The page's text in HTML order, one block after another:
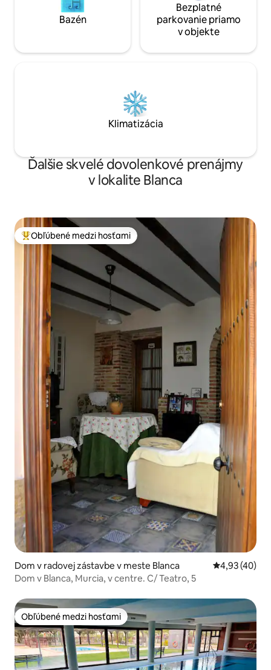
Bazén
Bezplatné
parkovanie priamo
v objekte
Klimatizácia
Ďalšie skvelé dovolenkové prenájmy
v lokalite Blanca
Najobľúbenejšie medzi hosťami
Obľúbené medzi hosťami
Dom v radovej zástavbe v meste Blanca Priemerné
4,93 (40)
Dom v Blanca, Murcia, v centre. C/ Teatro, 5
Obľúbené medzi hosťami
Obľúbené medzi hosťami